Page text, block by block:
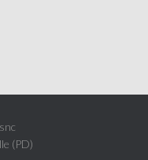
(PD)